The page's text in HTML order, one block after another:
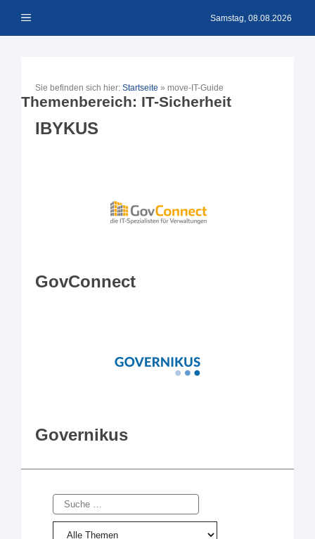
Inhalt Menü Samstag, 08.08.2026
Sie befinden sich hier: Startseite » move-IT-Guide
Themenbereich: IT-Sicherheit
IBYKUS
GovConnect
Governikus
Suche